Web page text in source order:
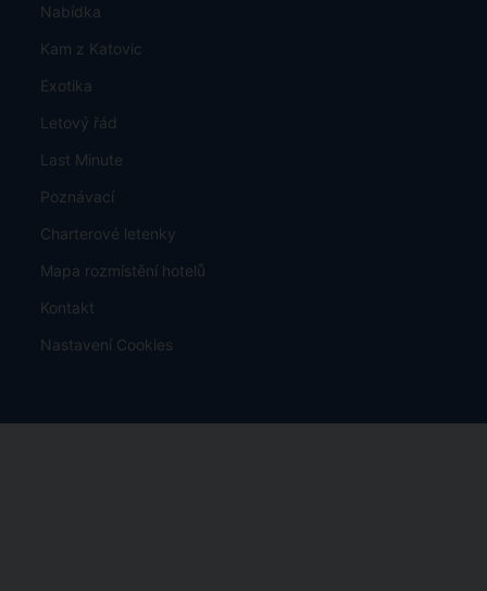
Nabídka
Kam z Katovic
Exotika
Letový řád
Last Minute
Poznávací
Charterové letenky
Mapa rozmístění hotelů
Kontakt
Nastavení Cookies